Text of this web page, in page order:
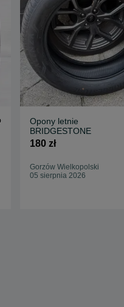
Opony letnie
BRIDGESTONE
180 zł
Gorzów Wielkopolski
05 sierpnia 2026